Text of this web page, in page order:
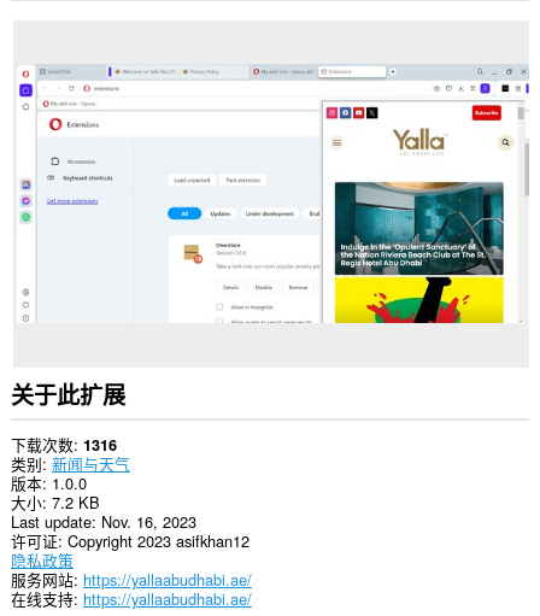
关于此扩展
下载次数 1316
类别 新闻与天气
版本 1.0.0
大小 7.2 KB
Last update Nov. 16, 2023
许可证 Copyright 2023 asifkhan12
隐私政策
服务网站 https://yallaabudhabi.ae/
在线支持 https://yallaabudhabi.ae/